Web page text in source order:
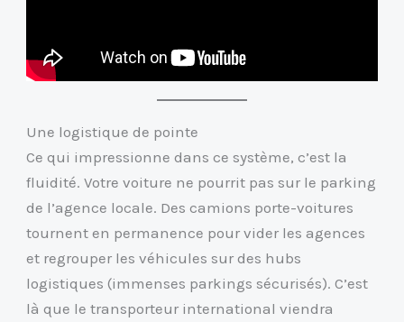
Une logistique de pointe
Ce qui impressionne dans ce système, c’est la
fluidité. Votre voiture ne pourrit pas sur le parking
de l’agence locale. Des camions porte-voitures
tournent en permanence pour vider les agences
et regrouper les véhicules sur des hubs
logistiques (immenses parkings sécurisés). C’est
là que le transporteur international viendra